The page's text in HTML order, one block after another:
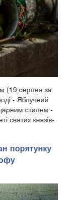
(19 серпня за
- Яблучний
стилем -
святих князів-
порятунку